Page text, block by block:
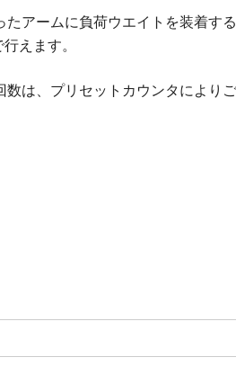
たアームに負荷ウエイトを装着す
えます。
数は、プリセットカウンタにより